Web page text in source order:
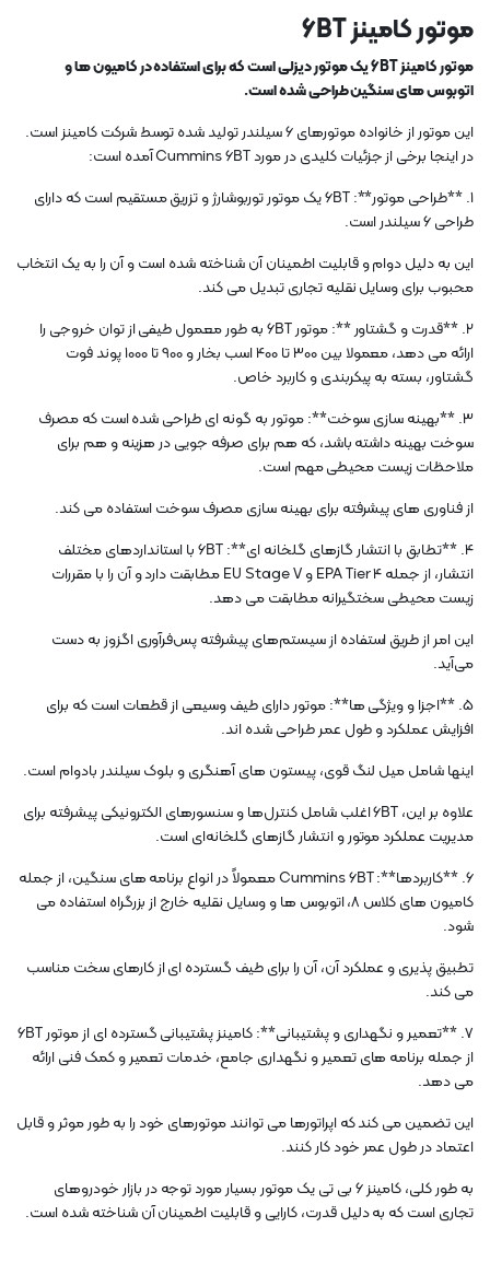
موتور کامینز 6BT
موتور کامینز 6BT یک موتور دیزلی است که برای استفاده در کامیون ها و
اتوبوس های سنگین طراحی شده است.
این موتور از خانواده موتورهای 6 سیلندر تولید شده توسط شرکت کامینز است.
در اینجا برخی از جزئیات کلیدی در مورد Cummins 6BT آمده است:
1. **طراحی موتور**: 6BT یک موتور توربوشارژ و تزریق مستقیم است که دارای
طراحی 6 سیلندر است.
این به دلیل دوام و قابلیت اطمینان آن شناخته شده است و آن را به یک انتخاب
محبوب برای وسایل نقلیه تجاری تبدیل می کند.
2. **قدرت و گشتاور **: موتور 6BT به طور معمول طیفی از توان خروجی را
ارائه می دهد، معمولا بین 300 تا 400 اسب بخار و 900 تا 1000 پوند فوت
گشتاور، بسته به پیکربندی و کاربرد خاص.
3. **بهینه سازی سوخت**: موتور به گونه ای طراحی شده است که مصرف
سوخت بهینه داشته باشد، که هم برای صرفه جویی در هزینه و هم برای
ملاحظات زیست محیطی مهم است.
از فناوری های پیشرفته برای بهینه سازی مصرف سوخت استفاده می کند.
4. **تطابق با انتشار گازهای گلخانه ای**: 6BT با استانداردهای مختلف
انتشار، از جمله EPA Tier 4 و EU Stage V مطابقت دارد و آن را با مقررات
زیست محیطی سختگیرانه مطابقت می دهد.
این امر از طریق استفاده از سیستم‌های پیشرفته پس‌فرآوری اگزوز به دست
می‌آید.
5. **اجزا و ویژگی ها**: موتور دارای طیف وسیعی از قطعات است که برای
افزایش عملکرد و طول عمر طراحی شده اند.
اینها شامل میل لنگ قوی، پیستون های آهنگری و بلوک سیلندر بادوام است.
علاوه بر این، 6BT اغلب شامل کنترل‌ها و سنسورهای الکترونیکی پیشرفته برای
مدیریت عملکرد موتور و انتشار گازهای گلخانه‌ای است.
6. **کاربردها**: Cummins 6BT معمولاً در انواع برنامه های سنگین، از جمله
کامیون های کلاس 8، اتوبوس ها و وسایل نقلیه خارج از بزرگراه استفاده می
شود.
تطبیق پذیری و عملکرد آن، آن را برای طیف گسترده ای از کارهای سخت مناسب
می کند.
7. **تعمیر و نگهداری و پشتیبانی**: کامینز پشتیبانی گسترده ای از موتور 6BT
از جمله برنامه های تعمیر و نگهداری جامع، خدمات تعمیر و کمک فنی ارائه
می دهد.
این تضمین می کند که اپراتورها می توانند موتورهای خود را به طور موثر و قابل
اعتماد در طول عمر خود کار کنند.
به طور کلی، کامینز 6 بی تی یک موتور بسیار مورد توجه در بازار خودروهای
تجاری است که به دلیل قدرت، کارایی و قابلیت اطمینان آن شناخته شده است.